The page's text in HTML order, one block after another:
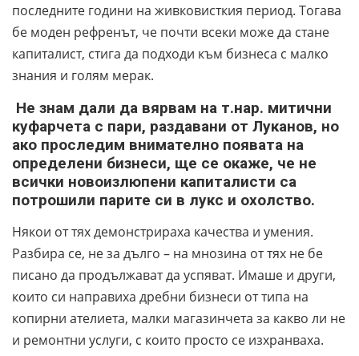
последните години на живковисткия период. Тогава
бе моден рефренът, че почти всеки може да стане
капиталист, стига да подходи към бизнеса с малко
знания и голям мерак.
Не знам дали да вярвам на т.нар. митични
куфарчета с пари, раздавани от Луканов, но
ако проследим внимателно появата на
определени бизнеси, ще се окаже, че не
всички новоизлюпени капиталисти са
потрошили парите си в лукс и охолство.
Някои от тях демонстрираха качества и умения.
Разбира се, не за дълго – на мнозина от тях не бе
писано да продължават да успяват. Имаше и други,
които си направиха дребни бизнеси от типа на
копирни ателиета, малки магазинчета за какво ли не
и ремонтни услуги, с които просто се изхранваха.